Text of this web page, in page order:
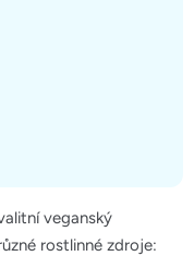
veganský
rostlinné zdroje: